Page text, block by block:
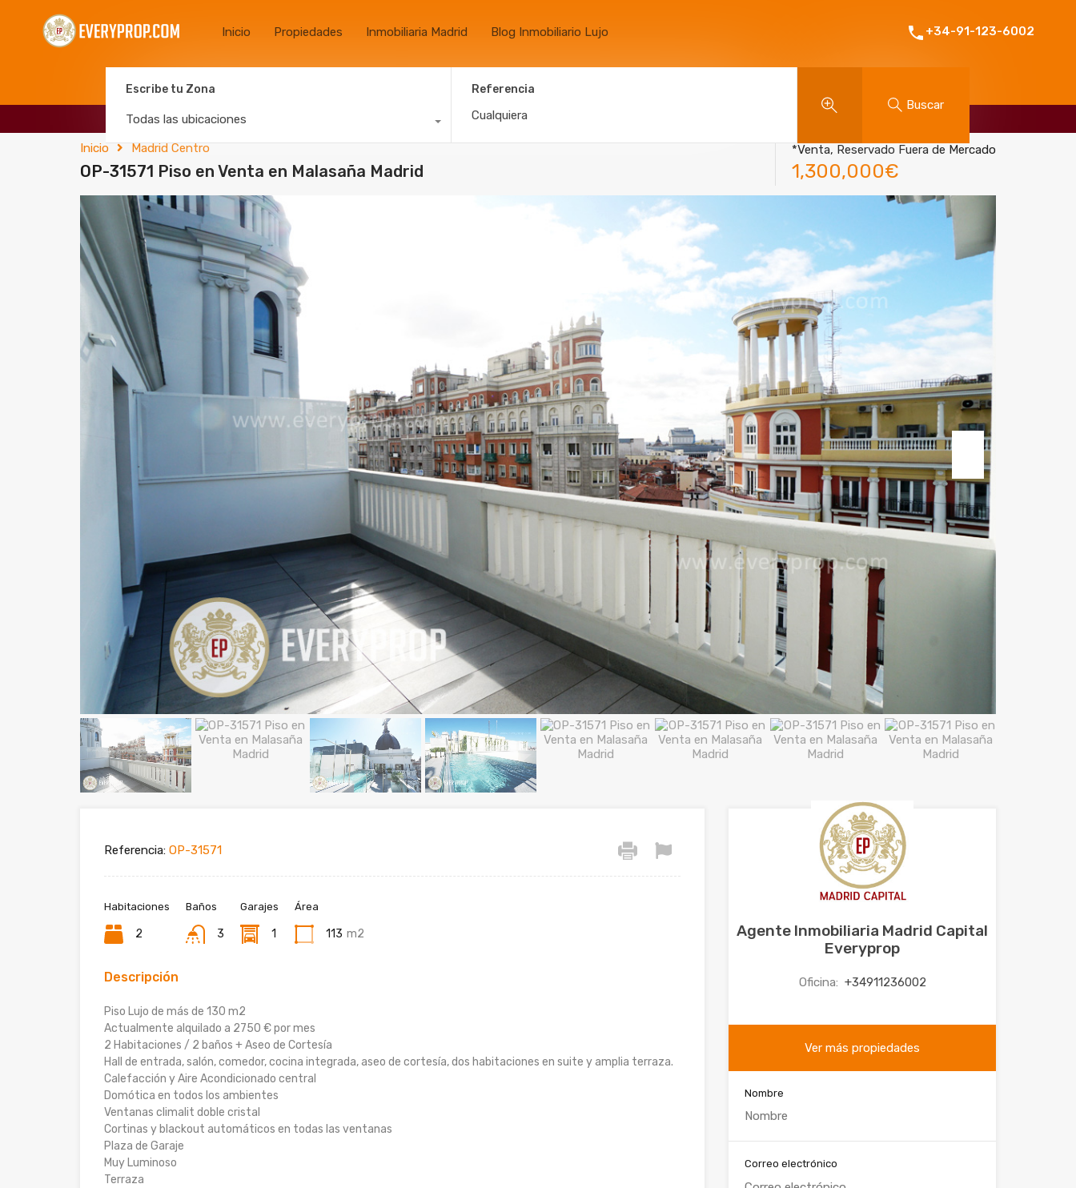
Inicio Propiedades Inmobiliaria Madrid Blog Inmobiliario Lujo +34-91-123-6002
Escribe tu Zona
Todas las ubicaciones
Referencia
Buscar
Inicio Madrid Centro
OP-31571 Piso en Venta en Malasaña Madrid
*Venta, Reservado Fuera de Mercado
1,300,000€
Referencia: OP-31571
Habitaciones
2
Baños
3
Garajes
1
Área
113 m2
Descripción
Piso Lujo de más de 130 m2
Actualmente alquilado a 2750 € por mes
2 Habitaciones / 2 baños + Aseo de Cortesía
Hall de entrada, salón, comedor, cocina integrada, aseo de cortesía, dos habitaciones en suite y amplia terraza.
Calefacción y Aire Acondicionado central
Domótica en todos los ambientes
Ventanas climalit doble cristal
Cortinas y blackout automáticos en todas las ventanas
Plaza de Garaje
Muy Luminoso
Terraza
Agente Inmobiliaria Madrid Capital
Everyprop
Oficina: +34911236002
Ver más propiedades
Nombre
Correo electrónico